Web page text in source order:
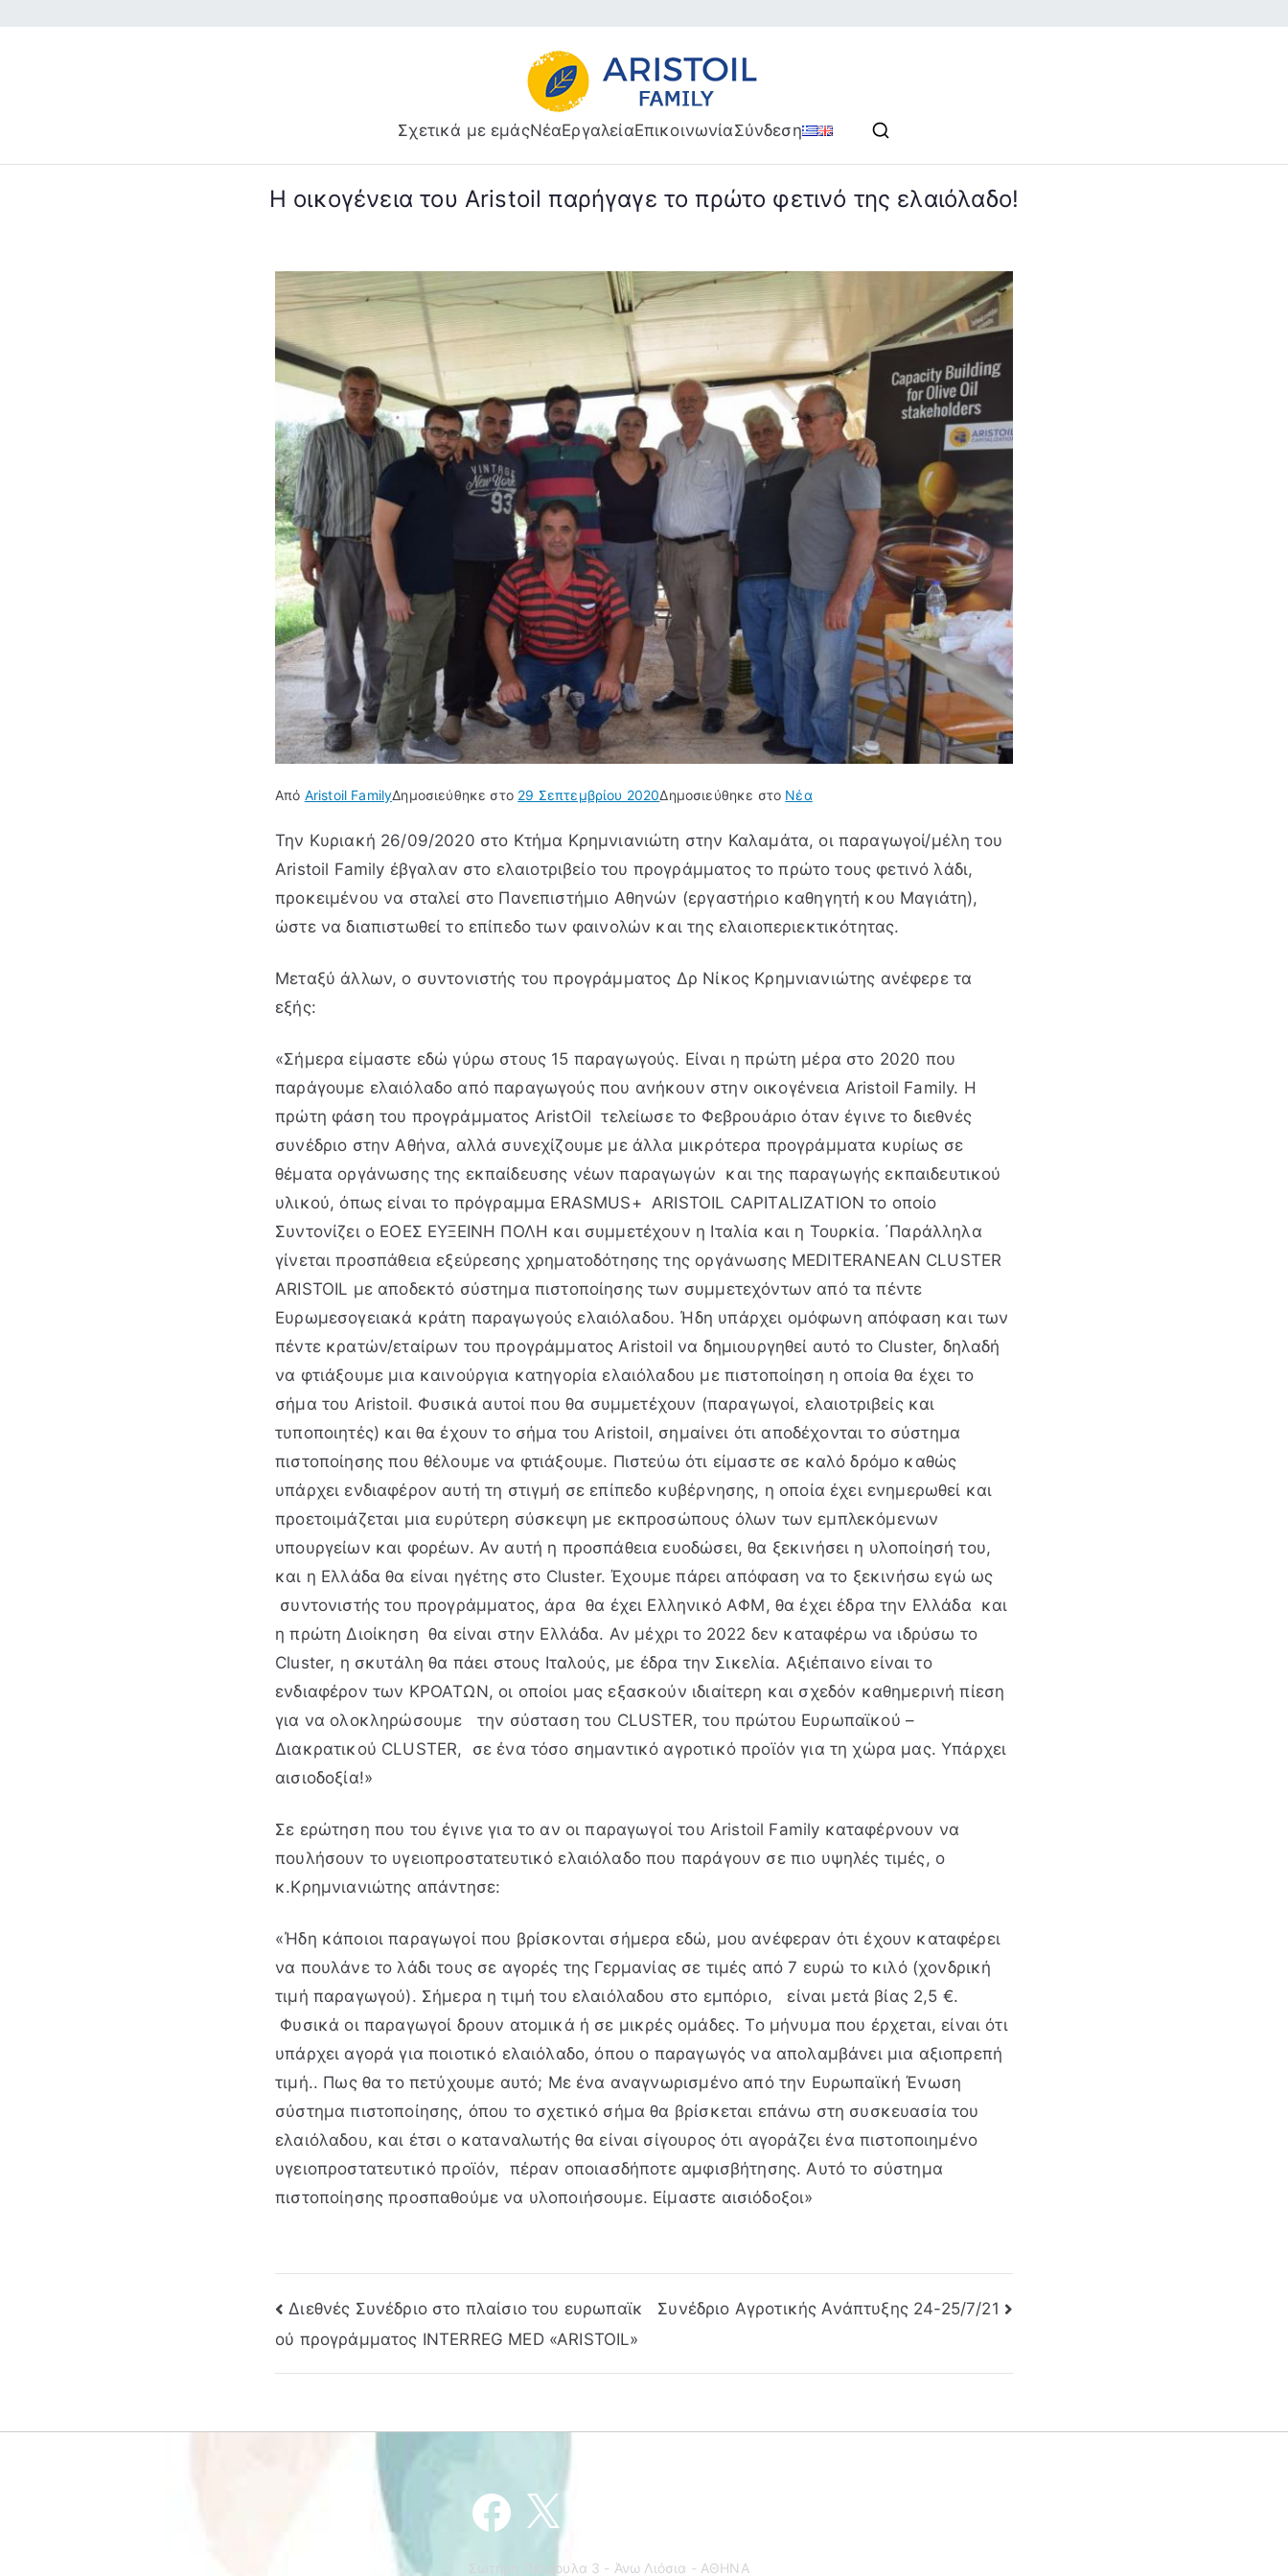
Aristoil Family
Useful info about the Aristoil Family
Σχετικά με εμάςΝέαΕργαλείαΕπικοινωνίαΣύνδεση
H οικογένεια του Aristoil παρήγαγε το πρώτο φετινό της ελαιόλαδο!
Από Aristoil FamilyΔημοσιεύθηκε στο 29 Σεπτεμβρίου 2020Δημοσιεύθηκε στο Νέα
Την Κυριακή 26/09/2020 στο Κτήμα Κρημνιανιώτη στην Καλαμάτα, οι παραγωγοί/μέλη του
Aristoil Family έβγαλαν στο ελαιοτριβείο του προγράμματος το πρώτο τους φετινό λάδι,
προκειμένου να σταλεί στο Πανεπιστήμιο Αθηνών (εργαστήριο καθηγητή κου Μαγιάτη),
ώστε να διαπιστωθεί το επίπεδο των φαινολών και της ελαιοπεριεκτικότητας.
Μεταξύ άλλων, ο συντονιστής του προγράμματος Δρ Νίκος Κρημνιανιώτης ανέφερε τα
εξής:
«Σήμερα είμαστε εδώ γύρω στους 15 παραγωγούς. Είναι η πρώτη μέρα στο 2020 που
παράγουμε ελαιόλαδο από παραγωγούς που ανήκουν στην οικογένεια Aristoil Family. H
πρώτη φάση του προγράμματος AristOil τελείωσε το Φεβρουάριο όταν έγινε το διεθνές
συνέδριο στην Αθήνα, αλλά συνεχίζουμε με άλλα μικρότερα προγράμματα κυρίως σε
θέματα οργάνωσης της εκπαίδευσης νέων παραγωγών και της παραγωγής εκπαιδευτικού
υλικού, όπως είναι το πρόγραμμα ERASMUS+ ARISTOIL CAPITALIZATION το οποίο
Συντονίζει ο ΕΟΕΣ ΕΥΞΕΙΝΗ ΠΟΛΗ και συμμετέχουν η Ιταλία και η Τουρκία. ΄Παράλληλα
γίνεται προσπάθεια εξεύρεσης χρηματοδότησης της οργάνωσης MEDITERANEAN CLUSTER
ARISTOIL με αποδεκτό σύστημα πιστοποίησης των συμμετεχόντων από τα πέντε
Ευρωμεσογειακά κράτη παραγωγούς ελαιόλαδου. Ήδη υπάρχει ομόφωνη απόφαση και των
πέντε κρατών/εταίρων του προγράμματος Aristoil να δημιουργηθεί αυτό το Cluster, δηλαδή
να φτιάξουμε μια καινούργια κατηγορία ελαιόλαδου με πιστοποίηση η οποία θα έχει το
σήμα του Aristoil. Φυσικά αυτοί που θα συμμετέχουν (παραγωγοί, ελαιοτριβείς και
τυποποιητές) και θα έχουν το σήμα του Aristoil, σημαίνει ότι αποδέχονται το σύστημα
πιστοποίησης που θέλουμε να φτιάξουμε. Πιστεύω ότι είμαστε σε καλό δρόμο καθώς
υπάρχει ενδιαφέρον αυτή τη στιγμή σε επίπεδο κυβέρνησης, η οποία έχει ενημερωθεί και
προετοιμάζεται μια ευρύτερη σύσκεψη με εκπροσώπους όλων των εμπλεκόμενων
υπουργείων και φορέων. Αν αυτή η προσπάθεια ευοδώσει, θα ξεκινήσει η υλοποίησή του,
και η Ελλάδα θα είναι ηγέτης στο Cluster. Έχουμε πάρει απόφαση να το ξεκινήσω εγώ ως
συντονιστής του προγράμματος, άρα θα έχει Ελληνικό ΑΦΜ, θα έχει έδρα την Ελλάδα και
η πρώτη Διοίκηση θα είναι στην Ελλάδα. Αν μέχρι το 2022 δεν καταφέρω να ιδρύσω το
Cluster, η σκυτάλη θα πάει στους Ιταλούς, με έδρα την Σικελία. Αξιέπαινο είναι το
ενδιαφέρον των ΚΡΟΑΤΩΝ, οι οποίοι μας εξασκούν ιδιαίτερη και σχεδόν καθημερινή πίεση
για να ολοκληρώσουμε την σύσταση του CLUSTER, του πρώτου Ευρωπαϊκού –
Διακρατικού CLUSTER, σε ένα τόσο σημαντικό αγροτικό προϊόν για τη χώρα μας. Υπάρχει
αισιοδοξία!»
Σε ερώτηση που του έγινε για το αν οι παραγωγοί του Aristoil Family καταφέρνουν να
πουλήσουν το υγειοπροστατευτικό ελαιόλαδο που παράγουν σε πιο υψηλές τιμές, ο
κ.Κρημνιανιώτης απάντησε:
«Ήδη κάποιοι παραγωγοί που βρίσκονται σήμερα εδώ, μου ανέφεραν ότι έχουν καταφέρει
να πουλάνε το λάδι τους σε αγορές της Γερμανίας σε τιμές από 7 ευρώ το κιλό (χονδρική
τιμή παραγωγού). Σήμερα η τιμή του ελαιόλαδου στο εμπόριο, είναι μετά βίας 2,5 €.
Φυσικά οι παραγωγοί δρουν ατομικά ή σε μικρές ομάδες. Το μήνυμα που έρχεται, είναι ότι
υπάρχει αγορά για ποιοτικό ελαιόλαδο, όπου ο παραγωγός να απολαμβάνει μια αξιοπρεπή
τιμή.. Πως θα το πετύχουμε αυτό; Με ένα αναγνωρισμένο από την Ευρωπαϊκή Ένωση
σύστημα πιστοποίησης, όπου το σχετικό σήμα θα βρίσκεται επάνω στη συσκευασία του
ελαιόλαδου, και έτσι ο καταναλωτής θα είναι σίγουρος ότι αγοράζει ένα πιστοποιημένο
υγειοπροστατευτικό προϊόν, πέραν οποιασδήποτε αμφισβήτησης. Αυτό το σύστημα
πιστοποίησης προσπαθούμε να υλοποιήσουμε. Είμαστε αισιόδοξοι»
Πλοήγηση
άρθρων
Διεθνές Συνέδριο στο πλαίσιο του ευρωπαϊκ
ού προγράμματος INTERREG MED «ARISTOIL»
Συνέδριο Αγροτικής Ανάπτυξης 24-25/7/21
Facebook
Σωτήρη Πέτρουλα 3 - Άνω Λιόσια - ΑΘΗΝΑ